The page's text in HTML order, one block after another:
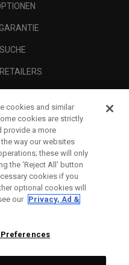
cookies and similar
cookies are strictly
provide a more
way our websites
these will only
the ‘Reject All' button
cookies if you
optional cookies will
our Privacy, Ad &
Preferences